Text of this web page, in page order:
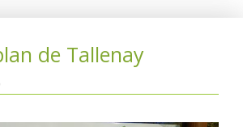
de Tallenay